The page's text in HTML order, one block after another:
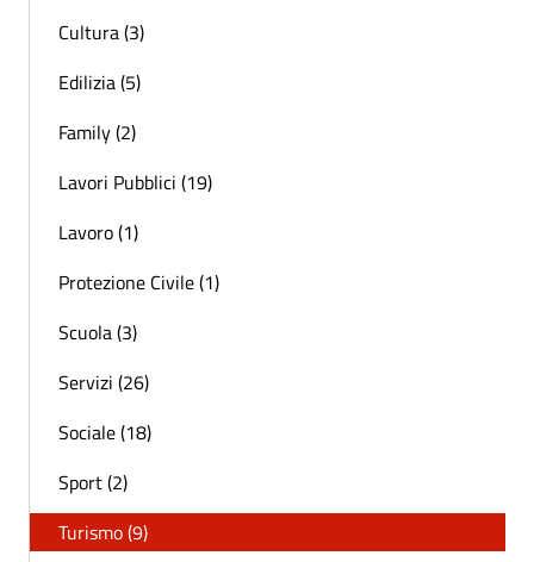
Cultura (3)
Edilizia (5)
Family (2)
Lavori Pubblici (19)
Lavoro (1)
Protezione Civile (1)
Scuola (3)
Servizi (26)
Sociale (18)
Sport (2)
Turismo (9)